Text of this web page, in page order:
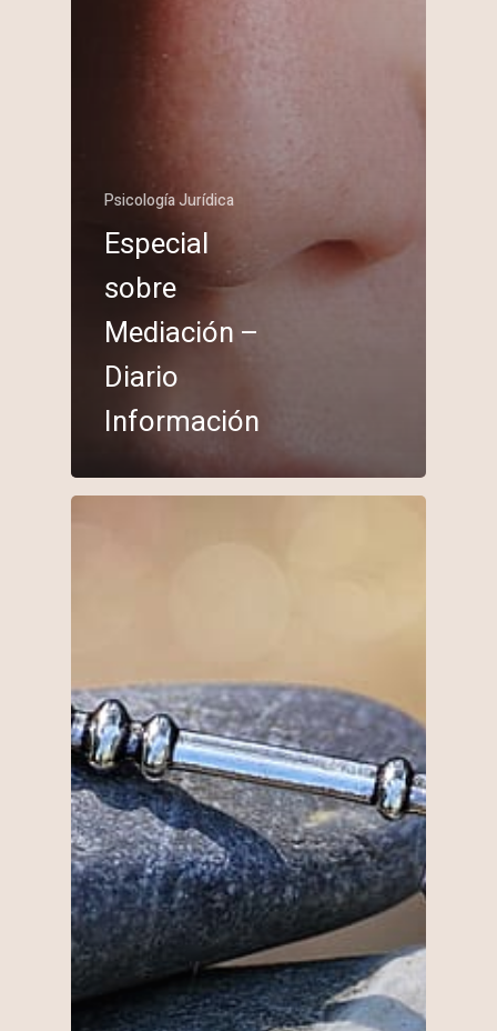
Psicología Jurídica
Especial
sobre
Mediación –
Diario
Información